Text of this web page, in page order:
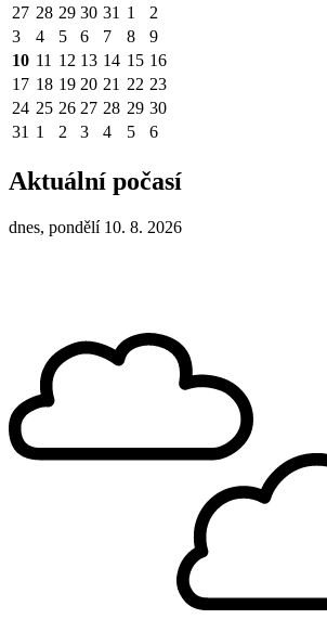
27 28 29 30 31 1
2
3
4 5 6 7 8
9
10 11 12 13 14 15 16
17 18 19 20 21 22 23
24 25 26 27 28 29 30
31 1 2 3 4 5 6
Aktuální počasí
dnes, pondělí 10. 8. 2026